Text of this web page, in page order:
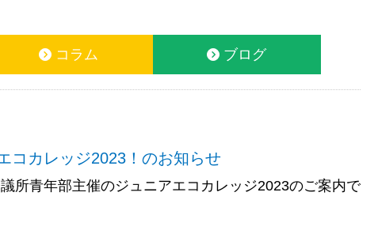
コラム ブログ
コカレッジ2023！のお知らせ
所青年部主催のジュニアエコカレッジ2023のご案内で